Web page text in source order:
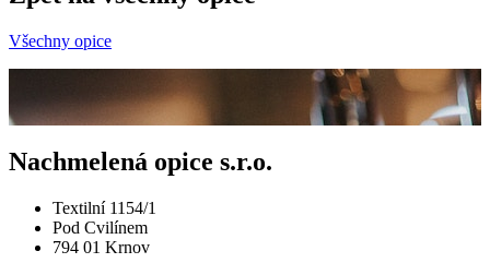
Všechny opice
Nachmelená opice s.r.o.
Textilní 1154/1
Pod Cvilínem
794 01 Krnov